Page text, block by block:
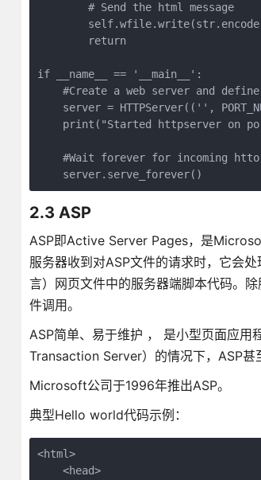
        # Send the html message
        return
if __name__ == '__main__':
#Create a web server and
server = HTTPServer(('',
print("Started httpserver on
#Wait forever for incoming
    server.serve_forever()
2.3 ASP
ASP即Active Server Pages，是
服务器收到对ASP文件的请求时，它会
言）网页文件中的服务器端脚本代码。
件调用。
ASP简单、易于维护 ， 是小型页面应
Transaction Server）的情况下，ASP甚
Microsoft公司于1996年推出ASP。
典型Hello world代码示例：
<html>
    <head>